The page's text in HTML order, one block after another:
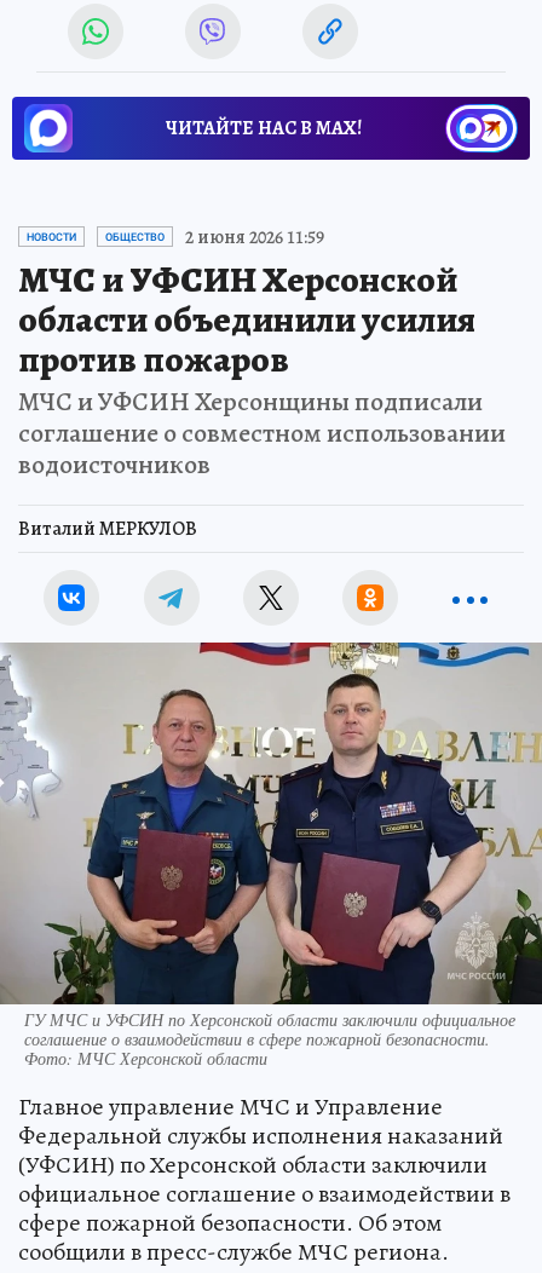
ЧИТАЙТЕ НАС В МАХ!
НОВОСТИ ОБЩЕСТВО 2 июня 2026 11:59
МЧС и УФСИН Херсонской
области объединили усилия
против пожаров
МЧС и УФСИН Херсонщины подписали
соглашение о совместном использовании
водоисточников
Виталий МЕРКУЛОВ
ГУ МЧС и УФСИН по Херсонской области заключили официальное
соглашение о взаимодействии в сфере пожарной безопасности.
Фото: МЧС Херсонской области
Главное управление МЧС и Управление
Федеральной службы исполнения наказаний
(УФСИН) по Херсонской области заключили
официальное соглашение о взаимодействии в
сфере пожарной безопасности. Об этом
сообщили в пресс-службе МЧС региона.